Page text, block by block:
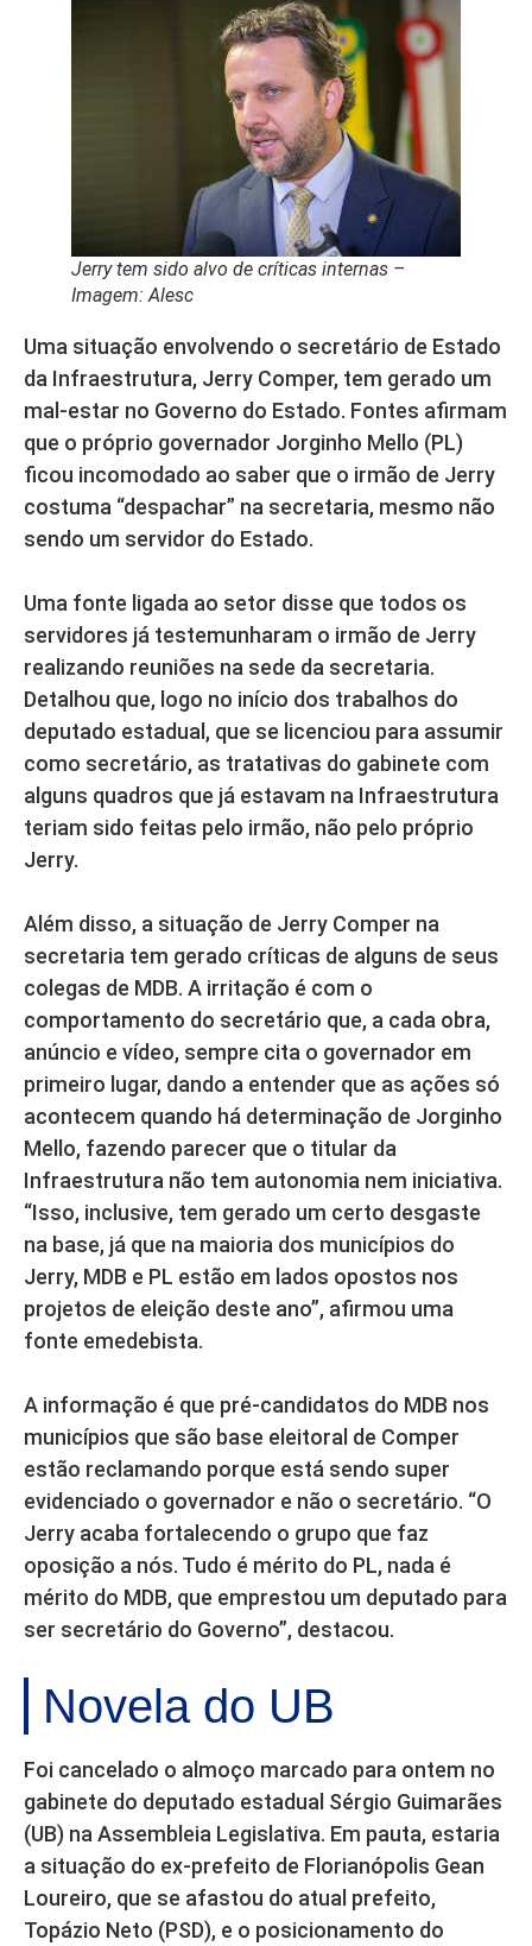
Jerry tem sido alvo de críticas internas –
Imagem: Alesc
Uma situação envolvendo o secretário de Estado
da Infraestrutura, Jerry Comper, tem gerado um
mal-estar no Governo do Estado. Fontes afirmam
que o próprio governador Jorginho Mello (PL)
ficou incomodado ao saber que o irmão de Jerry
costuma “despachar” na secretaria, mesmo não
sendo um servidor do Estado.
Uma fonte ligada ao setor disse que todos os
servidores já testemunharam o irmão de Jerry
realizando reuniões na sede da secretaria.
Detalhou que, logo no início dos trabalhos do
deputado estadual, que se licenciou para assumir
como secretário, as tratativas do gabinete com
alguns quadros que já estavam na Infraestrutura
teriam sido feitas pelo irmão, não pelo próprio
Jerry.
Além disso, a situação de Jerry Comper na
secretaria tem gerado críticas de alguns de seus
colegas de MDB. A irritação é com o
comportamento do secretário que, a cada obra,
anúncio e vídeo, sempre cita o governador em
primeiro lugar, dando a entender que as ações só
acontecem quando há determinação de Jorginho
Mello, fazendo parecer que o titular da
Infraestrutura não tem autonomia nem iniciativa.
“Isso, inclusive, tem gerado um certo desgaste
na base, já que na maioria dos municípios do
Jerry, MDB e PL estão em lados opostos nos
projetos de eleição deste ano”, afirmou uma
fonte emedebista.
A informação é que pré-candidatos do MDB nos
municípios que são base eleitoral de Comper
estão reclamando porque está sendo super
evidenciado o governador e não o secretário. “O
Jerry acaba fortalecendo o grupo que faz
oposição a nós. Tudo é mérito do PL, nada é
mérito do MDB, que emprestou um deputado para
ser secretário do Governo”, destacou.
Novela do UB
Foi cancelado o almoço marcado para ontem no
gabinete do deputado estadual Sérgio Guimarães
(UB) na Assembleia Legislativa. Em pauta, estaria
a situação do ex-prefeito de Florianópolis Gean
Loureiro, que se afastou do atual prefeito,
Topázio Neto (PSD), e o posicionamento do